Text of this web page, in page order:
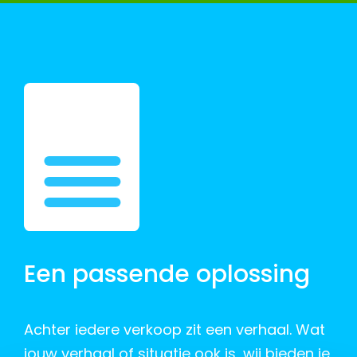
Een passende oplossing
Achter iedere verkoop zit een verhaal. Wat